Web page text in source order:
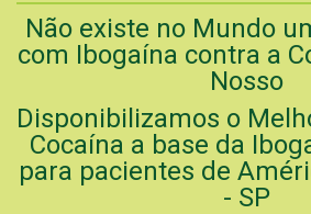
Não existe no Mundo
com Ibogaína contra a
Nosso
Disponibilizamos o
Cocaína a base da
para pacientes de
- SP